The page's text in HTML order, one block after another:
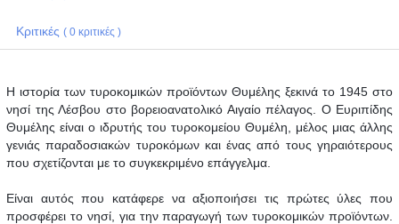
Κριτικές ( 0 κριτικές )
Η ιστορία των τυροκομικών προϊόντων Θυμέλης ξεκινά το 1945 στο
νησί της Λέσβου στο βορειοανατολικό Αιγαίο πέλαγος. Ο Ευριπίδης
Θυμέλης είναι ο ιδρυτής του τυροκομείου Θυμέλη, μέλος μιας άλλης
γενιάς παραδοσιακών τυροκόμων και ένας από τους γηραιότερους
που σχετίζονται με το συγκεκριμένο επάγγελμα.
Είναι αυτός που κατάφερε να αξιοποιήσει τις πρώτες ύλες που
προσφέρει το νησί, για την παραγωγή των τυροκομικών προϊόντων.